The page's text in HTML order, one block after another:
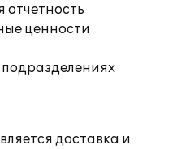
отчетность
ценности
доставка и